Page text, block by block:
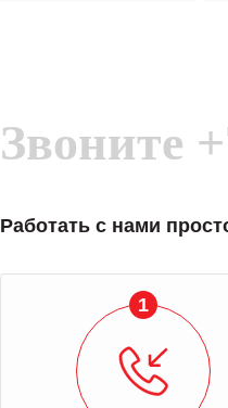
Звоните
Работать с нами
1